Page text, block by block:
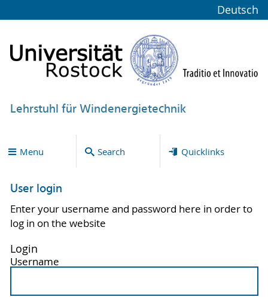
Deutsch
Lehrstuhl für Windenergietechnik
Menu Search Quicklinks
User login
Enter your username and password here in order to
log in on the website
Login
Username